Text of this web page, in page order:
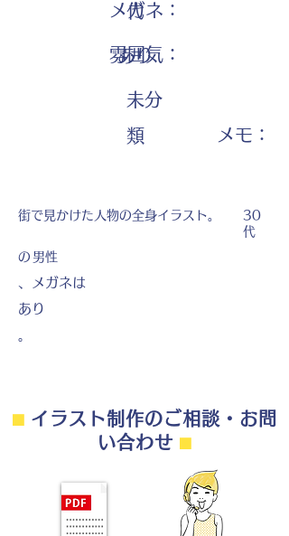
代
メガネ：
あり
雰囲気：
未分
類
​メモ：
街で見かけた人物の全身イラスト。
30
代
の 男性
、メガネは
あり
。
⬛︎イラスト制作のご相談・お問
い合わせ ⬛︎